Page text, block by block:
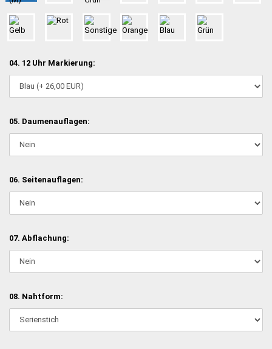
04. 12 Uhr Markierung:
05. Daumenauflagen:
06. Seitenauflagen:
07. Abflachung:
08. Nahtform: